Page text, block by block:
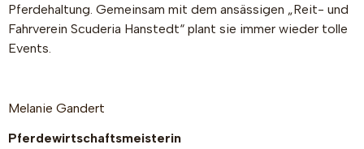
Pferdehaltung. Gemeinsam mit dem ansässigen „Reit- und
Fahrverein Scuderia Hanstedt“ plant sie immer wieder tolle
Events.
Melanie Gandert
Pferdewirtschaftsmeisterin